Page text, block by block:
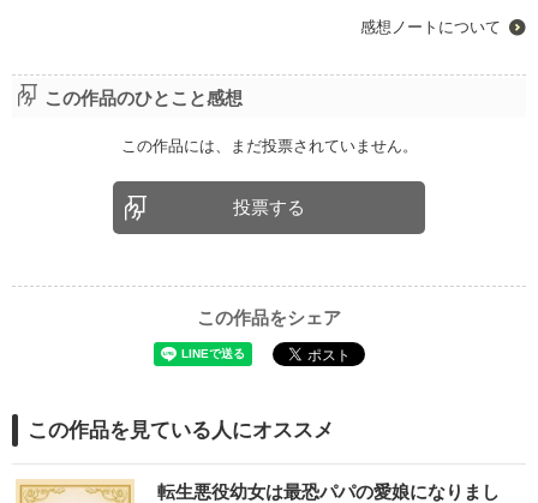
感想ノートについて
この作品のひとこと感想
この作品には、まだ投票されていません。
投票する
この作品をシェア
この作品を見ている人にオススメ
転生悪役幼女は最恐パパの愛娘になりまし